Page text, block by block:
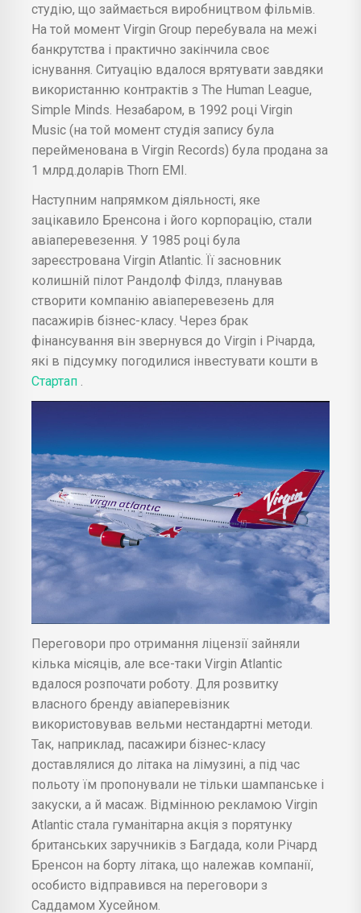
студію, що займається виробництвом фільмів.
На той момент Virgin Group перебувала на межі
банкрутства і практично закінчила своє
існування. Ситуацію вдалося врятувати завдяки
використанню контрактів з The Human League,
Simple Minds. Незабаром, в 1992 році Virgin
Music (на той момент студія запису була
перейменована в Virgin Records) була продана за
1 млрд.доларів Thorn EMI.
Наступним напрямком діяльності, яке
зацікавило Бренсона і його корпорацію, стали
авіаперевезення. У 1985 році була
зареєстрована Virgin Atlantic. Її засновник
колишній пілот Рандолф Філдз, планував
створити компанію авіаперевезень для
пасажирів бізнес-класу. Через брак
фінансування він звернувся до Virgin і Річарда,
які в підсумку погодилися інвестувати кошти в
Стартап
Переговори про отримання ліцензії зайняли
кілька місяців, але все-таки Virgin Atlantic
вдалося розпочати роботу. Для розвитку
власного бренду авіаперевізник
використовував вельми нестандартні методи.
Так, наприклад, пасажири бізнес-класу
доставлялися до літака на лімузині, а під час
польоту їм пропонували не тільки шампанське і
закуски, а й масаж. Відмінною рекламою Virgin
Atlantic стала гуманітарна акція з порятунку
британських заручників з Багдада, коли Річард
Бренсон на борту літака, що належав компанії,
особисто відправився на переговори з
Саддамом Хусейном.